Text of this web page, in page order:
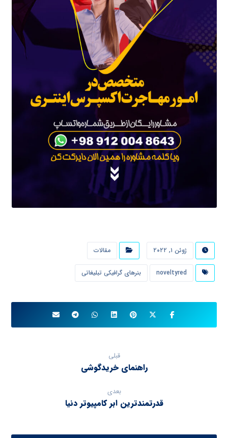
ژوئن ۱, ۲۰۲۲ مقالات
noveltyred بنرهای گرافیکی تبلیغاتی
قبلی
راهنمای خریدگوشی
بعدی
قدرتمندترین ابر کامپیوتر دنیا